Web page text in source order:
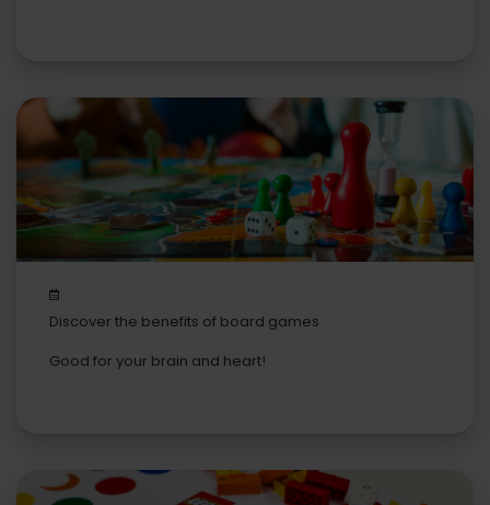
Discover the benefits of board games
Good for your brain and heart!